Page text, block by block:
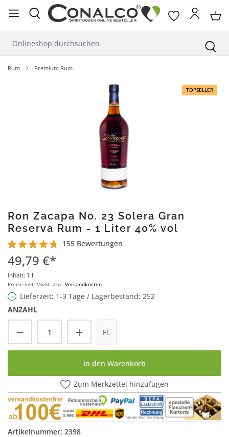
springen
Rum Premium Rum
TOPSELLER
Ron Zacapa No. 23 Solera Gran
Reserva Rum - 1 Liter 40% vol
Durchschnittliche Bewertung von 4.8 von 5 Sternen
155 Bewertungen
49,79 €*
Inhalt: 1 l
Preise inkl. MwSt. zzgl. Versandkosten
Lieferzeit: 1-3 Tage / Lagerbestand: 252
ANZAHL
Produkt Anzahl: Gib den gewünschten
Fl.
In den Warenkorb
Zum Merkzettel hinzufügen
Artikelnummer: 2398